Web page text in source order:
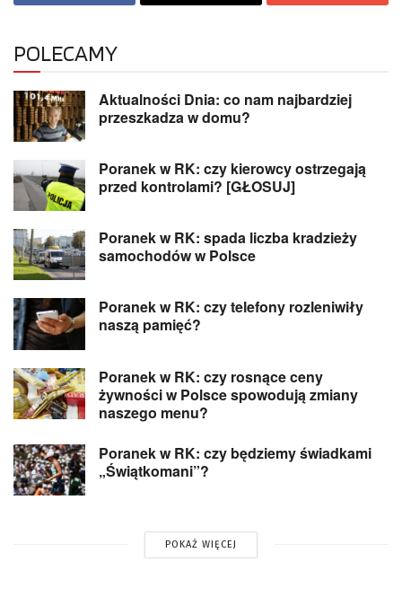
POLECAMY
Aktualności Dnia: co nam najbardziej
przeszkadza w domu?
Poranek w RK: czy kierowcy ostrzegają
przed kontrolami? [GŁOSUJ]
Poranek w RK: spada liczba kradzieży
samochodów w Polsce
Poranek w RK: czy telefony rozleniwiły
naszą pamięć?
Poranek w RK: czy rosnące ceny
żywności w Polsce spowodują zmiany
naszego menu?
Poranek w RK: czy będziemy świadkami
„Świątkomani”?
POKAŻ WIĘCEJ